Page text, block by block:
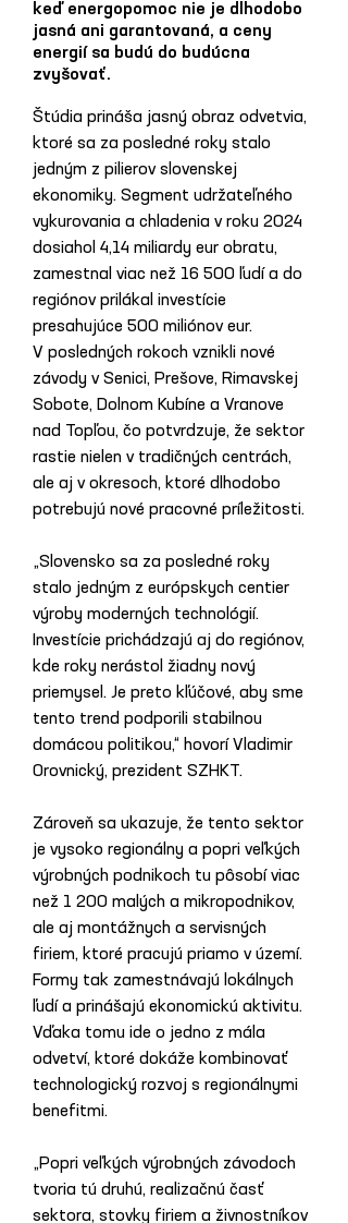
keď energopomoc nie je dlhodobo
jasná ani garantovaná, a ceny
energií sa budú do budúcna
zvyšovať.
Štúdia prináša jasný obraz odvetvia,
ktoré sa za posledné roky stalo
jedným z pilierov slovenskej
ekonomiky. Segment udržateľného
vykurovania a chladenia v roku 2024
dosiahol 4,14 miliardy eur obratu,
zamestnal viac než 16 500 ľudí a do
regiónov prilákal investície
presahujúce 500 miliónov eur.
V posledných rokoch vznikli nové
závody v Senici, Prešove, Rimavskej
Sobote, Dolnom Kubíne a Vranove
nad Topľou, čo potvrdzuje, že sektor
rastie nielen v tradičných centrách,
ale aj v okresoch, ktoré dlhodobo
potrebujú nové pracovné príležitosti.
„Slovensko sa za posledné roky
stalo jedným z európskych centier
výroby moderných technológií.
Investície prichádzajú aj do regiónov,
kde roky nerástol žiadny nový
priemysel. Je preto kľúčové, aby sme
tento trend podporili stabilnou
domácou politikou,“ hovorí Vladimir
Orovnický, prezident SZHKT.
Zároveň sa ukazuje, že tento sektor
je vysoko regionálny a popri veľkých
výrobných podnikoch tu pôsobí viac
než 1 200 malých a mikropodnikov,
ale aj montážnych a servisných
firiem, ktoré pracujú priamo v území.
Formy tak zamestnávajú lokálnych
ľudí a prinášajú ekonomickú aktivitu.
Vďaka tomu ide o jedno z mála
odvetví, ktoré dokáže kombinovať
technologický rozvoj s regionálnymi
benefitmi.
„Popri veľkých výrobných závodoch
tvoria tú druhú, realizačnú časť
sektora, stovky firiem a živnostníkov